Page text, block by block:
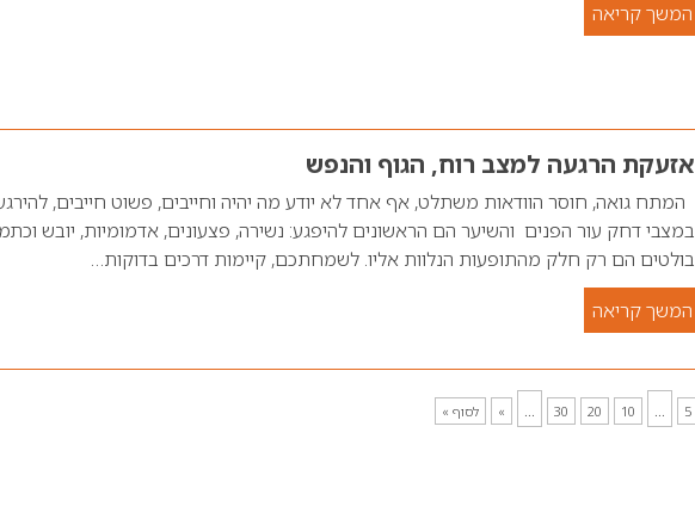
המשך קריאה
אזעקת הרגעה למצב רוח, הגוף והנפש
המתח גואה, חוסר הוודאות משתלט, אף אחד לא יודע מה יהיה וחייבים, פשוט חייבים,
במצבי דחק עור הפנים והשיער הם הראשונים להיפגע: נשירה, פצעונים, אדמומיות, יובש
בולטים הם רק חלק מהתופעות הנלוות אליו. לשמחתכם, קיימות דרכים בדוקות…
המשך קריאה
5
...
10
20
30
...
» לסוף »